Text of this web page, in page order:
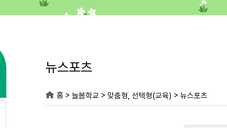
뉴스포츠
홈 > 늘봄학교 > 맞춤형, 선택형(교육) > 뉴스포츠